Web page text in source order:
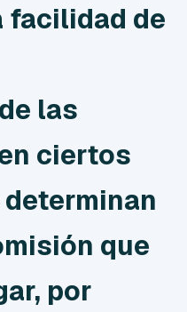
facilidad de
las
ciertos
que
por